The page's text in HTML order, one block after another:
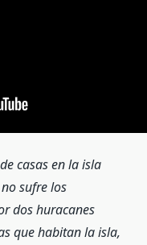
casas en la isla
sufre los
dos huracanes
que habitan la isla,